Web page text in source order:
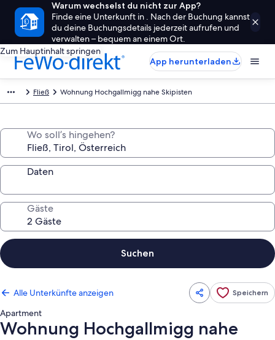
Warum wechselst du nicht zur App?
Finde eine Unterkunft in . Nach der Buchung kannst
du deine Buchungsdetails jederzeit aufrufen und
verwalten – bequem an einem Ort.
Zum Hauptinhalt springen
App herunterladen
Fließ Wohnung Hochgallmigg nahe Skipisten
Wo soll’s hingehen?
Daten
Gäste
Suchen
Alle Unterkünfte anzeigen Speichern
Apartment
Wohnung Hochgallmigg nahe